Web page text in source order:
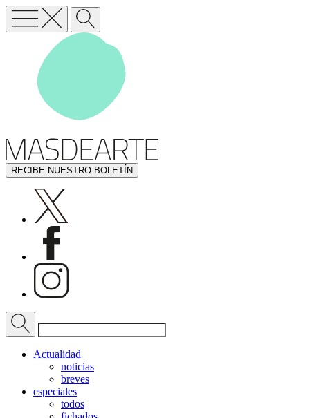
RECIBE NUESTRO BOLETÍN
Actualidad
noticias
breves
especiales
todos